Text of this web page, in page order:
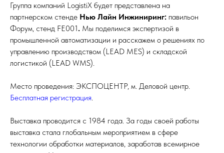
Группа компаний LogistiX будет представлена на
партнерском стенде Нью Лайн Инжиниринг: павильон
Форум, стенд FE001. Мы поделимся экспертизой в
промышленной автоматизации и расскажем о решениях по
управлению производством (LEAD MES) и складской
логистикой (LEAD WMS).
Место проведения: ЭКСПОЦЕНТР, м. Деловой центр.
Бесплатная регистрация.
Выставка проводится с 1984 года. За годы своей работы
выставка стала глобальным мероприятием в сфере
технологии обработки материалов, заработав всемирное